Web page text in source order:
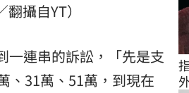
攝自YT）
一連串的訴訟，「先是支
、31萬、51萬，到現在